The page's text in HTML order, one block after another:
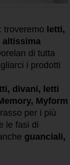
troveremo letti,
altissima
di tutta
i prodotti
divani, letti
Myform
per i più
le fasi di
guanciali,